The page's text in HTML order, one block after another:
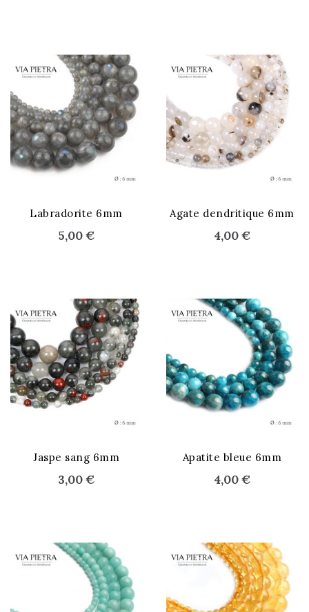
Labradorite 6mm
5,00 €
Agate dendritique 6mm
4,00 €
Jaspe sang 6mm
3,00 €
Apatite bleue 6mm
4,00 €